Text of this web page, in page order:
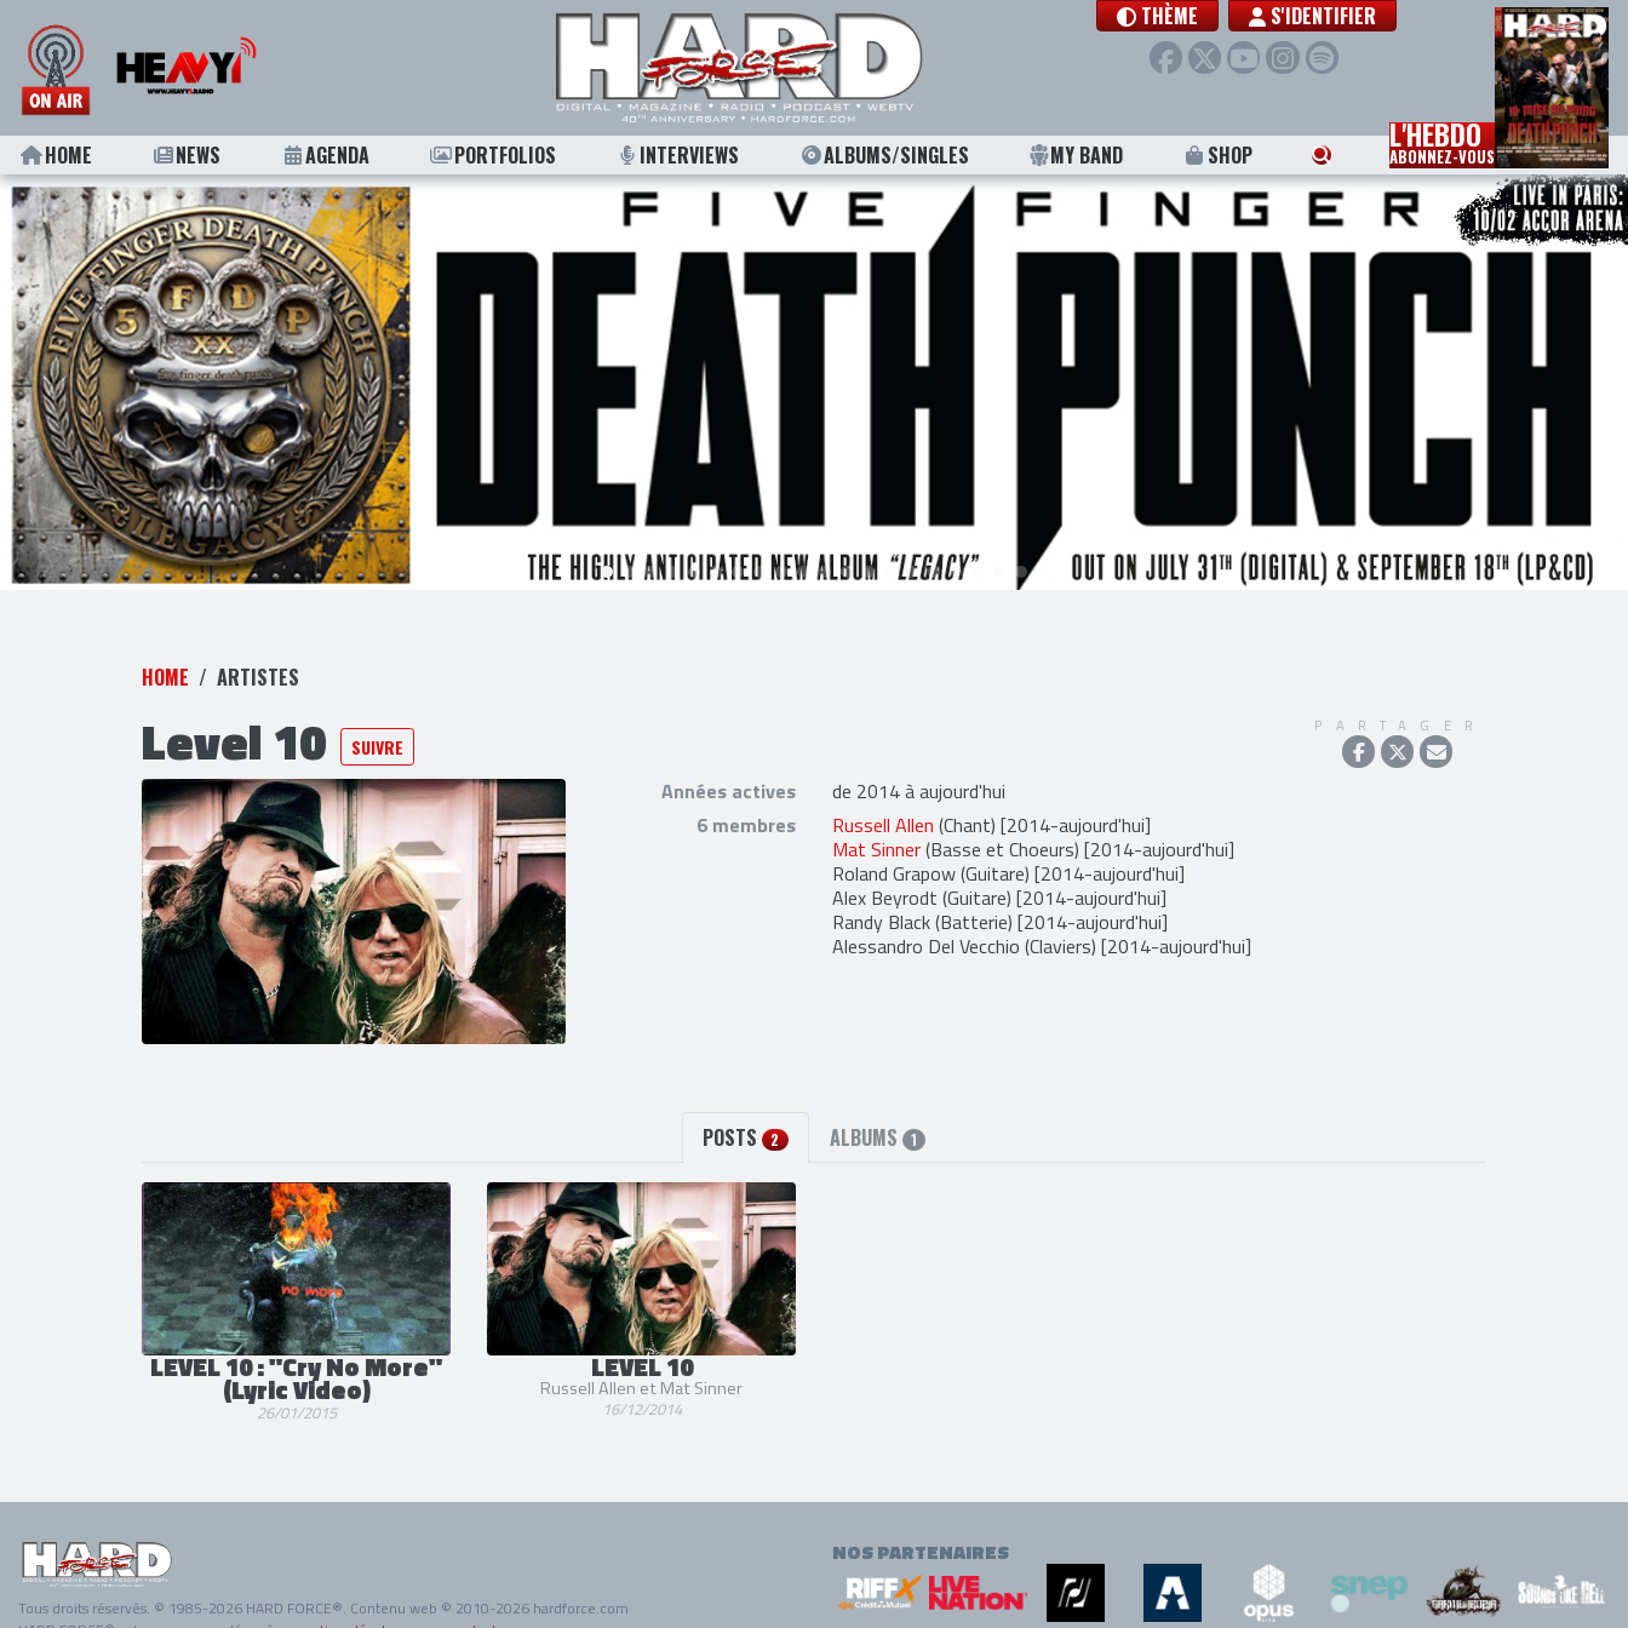
THÈME S'IDENTIFIER
HOME NEWS AGENDA PORTFOLIOS INTERVIEWS ALBUMS/SINGLES MY BAND SHOP L'HEBDO
ABONNEZ-VOUS
HOME ARTISTES
Level 10 SUIVRE
PARTAGER
Années actives
de 2014 à aujourd'hui
6 membres
Russell Allen (Chant) [2014-aujourd'hui]
Mat Sinner(Basse et Choeurs) [2014-aujourd'hui]
Roland Grapow(Guitare) [2014-aujourd'hui]
Alex Beyrodt (Guitare) [2014-aujourd'hui]
Randy Black(Batterie) [2014-aujourd'hui]
Alessandro Del Vecchio (Claviers) [2014-aujourd'hui]
POSTS 2 ALBUMS 1
LEVEL 10 : "Cry No More"
(Lyric Video)
26/01/2015
LEVEL 10
Russell Allen et Mat Sinner
16/12/2014
Tous droits réservés. © 1985-2026 HARD FORCE®. Contenu web © 2010-2026 hardforce.com
NOS PARTENAIRES